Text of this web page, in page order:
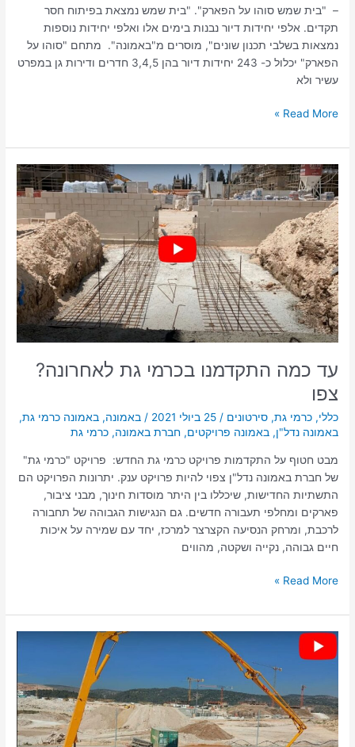
– "בית שמש סוהו על הפארק". "בית שמש נמצאת בפיתוח חסר
תקדים. אלפי יחידות דיור נבנות בימים אלו ואלפי יחידות נוספות
נמצאות בשלבי תכנון שונים", מוסרים מ"באמונה". מתחם "סוהו על
הפארק" יכלול כ- 243 יחידות דיור בהן 3,4,5 חדרים ודירות גן במפרט
עשיר ולא
Read More »
עד כמה התקדמנו בכרמי גת לאחרונה?
צפו
כללי,כרמי גת,סירטונים /25 ביולי 2021 /באמונה,באמונה כרמי גת,
באמונה נדל"ן,באמונה פרויקטים,חברת באמונה,כרמי גת
מבט חטוף על התקדמות פרויקט כרמי גת החדש: פרויקט "כרמי גת"
של חברת באמונה נדל"ן צפוי להיות פרויקט ענק. יתרונות הפרויקט הם
התשתיות החדישות, שיכללו בין היתר מוסדות חינוך, מבני ציבור,
פארקים ומחלפי תעבורה חדשים. גם הנגישות הגבוהה של תחבורה
לרכבת, ומרחק הנסיעה הקצרצר למרכז, יחד עם שמירה על איכות
חיים גבוהה, נקייה ושקטה, מהווים
עד
כמה
התקדמנו
בכרמי
גת
לאחרונה?
צפו
Read More »
סוהו
על
שמיר
–
הצצה